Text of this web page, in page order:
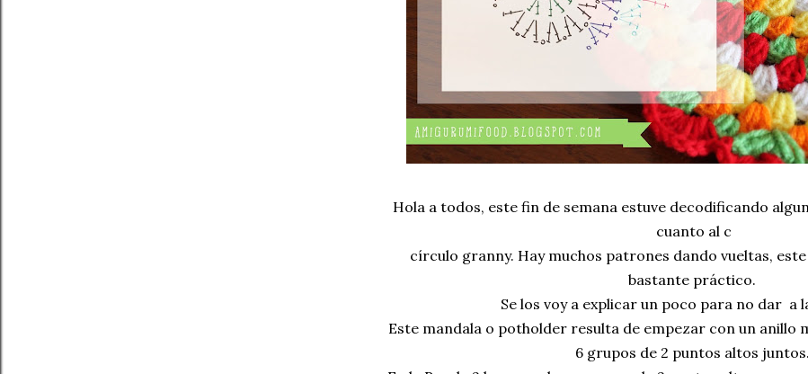
Hola a todos, este fin de semana estuve decodificando
cuanto al c
círculo granny. Hay muchos patrones dando vueltas,
bastante práctico.
Se los voy a explicar un poco para no dar a
Este mandala o potholder resulta de empezar con un anillo
6 grupos de 2 puntos altos juntos.